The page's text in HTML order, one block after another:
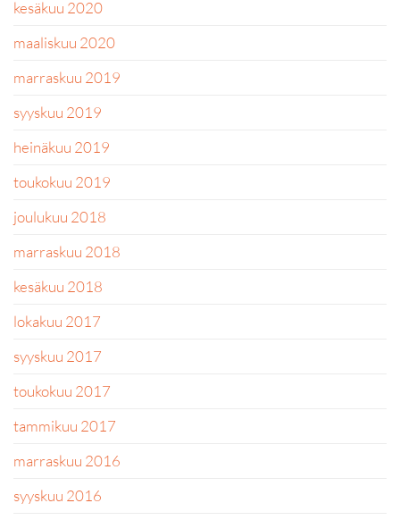
kesäkuu 2020
maaliskuu 2020
marraskuu 2019
syyskuu 2019
heinäkuu 2019
toukokuu 2019
joulukuu 2018
marraskuu 2018
kesäkuu 2018
lokakuu 2017
syyskuu 2017
toukokuu 2017
tammikuu 2017
marraskuu 2016
syyskuu 2016